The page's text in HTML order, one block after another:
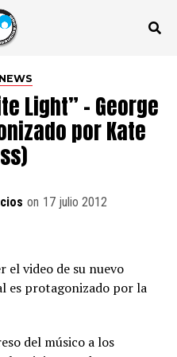
Light” – George
por Kate
on 17 julio 2012
el video de su nuevo
es protagonizado por la
del músico a los